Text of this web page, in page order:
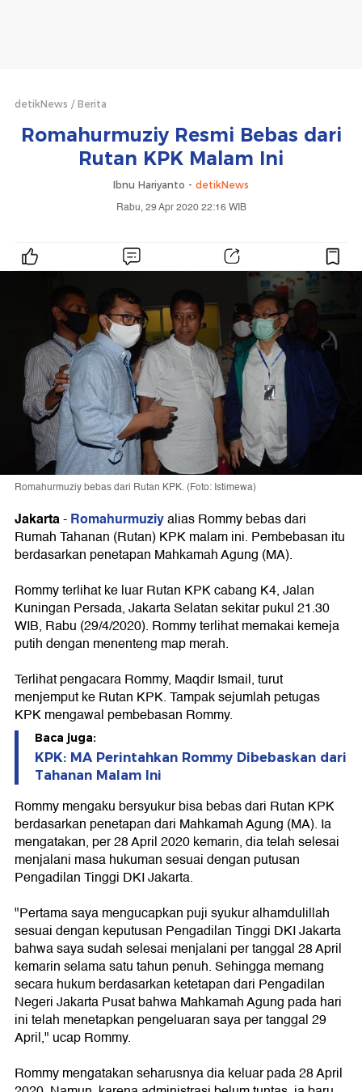
detikNews Berita
Romahurmuziy Resmi Bebas dari
Rutan KPK Malam Ini
Ibnu Hariyanto - detikNews
Rabu, 29 Apr 2020 22:16 WIB
Romahurmuziy bebas dari Rutan KPK. (Foto: Istimewa)
Jakarta-Romahurmuziyalias Rommy bebas dari
Rumah Tahanan (Rutan) KPK malam ini. Pembebasan itu
berdasarkan penetapan Mahkamah Agung (MA).
Rommy terlihat ke luar Rutan KPK cabang K4, Jalan
Kuningan Persada, Jakarta Selatan sekitar pukul 21.30
WIB, Rabu (29/4/2020). Rommy terlihat memakai kemeja
putih dengan menenteng map merah.
Terlihat pengacara Rommy, Maqdir Ismail, turut
menjemput ke Rutan KPK. Tampak sejumlah petugas
KPK mengawal pembebasan Rommy.
Baca juga:
KPK: MA Perintahkan Rommy Dibebaskan dari
Tahanan Malam Ini
Rommy mengaku bersyukur bisa bebas dari Rutan KPK
berdasarkan penetapan dari Mahkamah Agung (MA). Ia
mengatakan, per 28 April 2020 kemarin, dia telah selesai
menjalani masa hukuman sesuai dengan putusan
Pengadilan Tinggi DKI Jakarta.
"Pertama saya mengucapkan puji syukur alhamdulillah
sesuai dengan keputusan Pengadilan Tinggi DKI Jakarta
bahwa saya sudah selesai menjalani per tanggal 28 April
kemarin selama satu tahun penuh. Sehingga memang
secara hukum berdasarkan ketetapan dari Pengadilan
Negeri Jakarta Pusat bahwa Mahkamah Agung pada hari
ini telah menetapkan pengeluaran saya per tanggal 29
April," ucap Rommy.
Rommy mengatakan seharusnya dia keluar pada 28 April